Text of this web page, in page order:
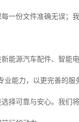
一份文件准确无误；
能源汽车配件、智能
能力，以更完善的服
择可靠与安心。我们